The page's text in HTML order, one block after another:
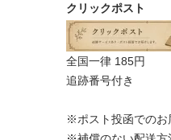
クリックポスト
全国一律 185円
追跡番号付き
※ポスト投函でのお